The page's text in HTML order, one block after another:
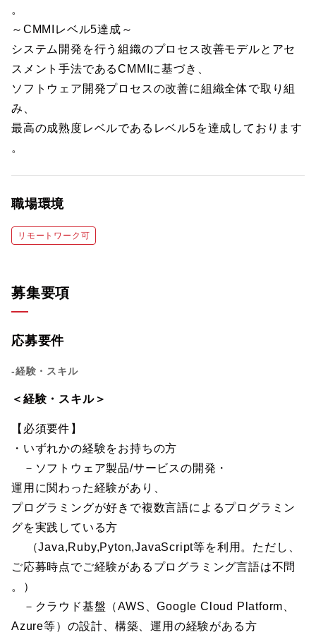
。
～CMMIレベル5達成～
システム開発を行う組織のプロセス改善モデルとアセ
スメント手法であるCMMIに基づき、
ソフトウェア開発プロセスの改善に組織全体で取り組
み、
最高の成熟度レベルであるレベル5を達成しております
。
職場環境
リモートワーク可
募集要項
応募要件
-経験・スキル
＜経験・スキル＞
【必須要件】
・いずれかの経験をお持ちの方
－ソフトウェア製品/サービスの開発・
運用に関わった経験があり、
プログラミングが好きで複数言語によるプログラミン
グを実践している方
（Java,Ruby,Pyton,JavaScript等を利用。ただし、
ご応募時点でご経験があるプログラミング言語は不問
。）
－クラウド基盤（AWS、Google Cloud Platform、
Azure等）の設計、構築、運用の経験がある方